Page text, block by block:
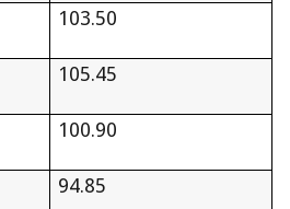
103.50
105.45
100.90
94.85